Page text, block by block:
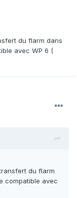
du flarm dans
avec WP 6 (
du flarm
compatible avec